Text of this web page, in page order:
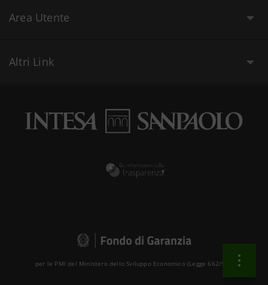
Area Utente
Altri Link
per le PMI del Ministero dello Sviluppo Economico (Legge 662/96 )